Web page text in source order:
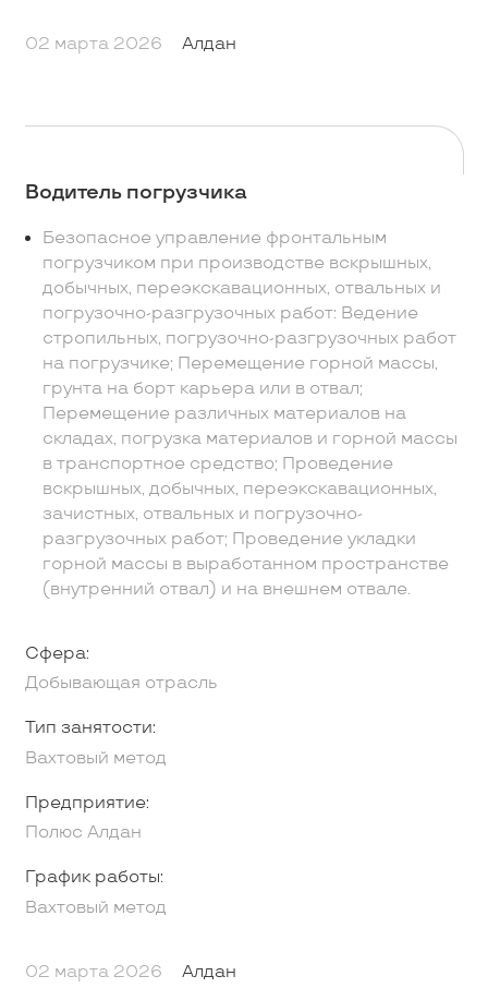
02 марта 2026 Алдан
Водитель погрузчика
Безопасное управление фронтальным
погрузчиком при производстве вскрышных,
добычных, переэкскавационных, отвальных и
погрузочно-разгрузочных работ: Ведение
стропильных, погрузочно-разгрузочных работ
на погрузчике; Перемещение горной массы,
грунта на борт карьера или в отвал;
Перемещение различных материалов на
складах, погрузка материалов и горной массы
в транспортное средство; Проведение
вскрышных, добычных, переэкскавационных,
зачистных, отвальных и погрузочно-
разгрузочных работ; Проведение укладки
горной массы в выработанном пространстве
(внутренний отвал) и на внешнем отвале.
Сфера:
Добывающая отрасль
Тип занятости:
Вахтовый метод
Предприятие:
Полюс Алдан
График работы:
Вахтовый метод
02 марта 2026 Алдан